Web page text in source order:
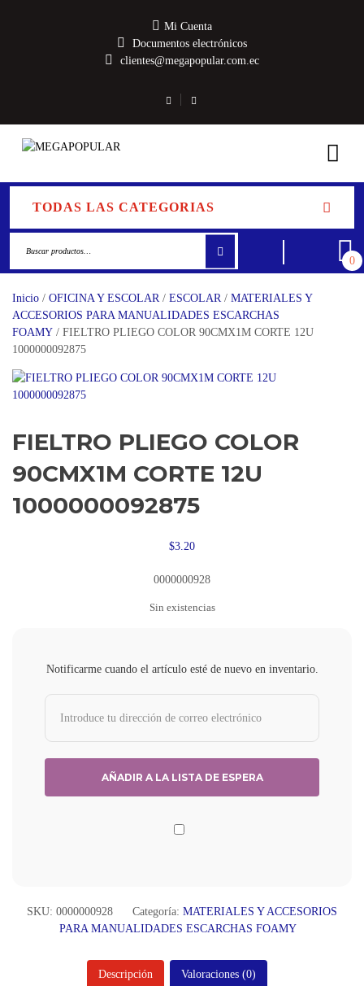
Mi Cuenta
Documentos electrónicos
clientes@megapopular.com.ec
TODAS LAS CATEGORIAS
0
Inicio / OFICINA Y ESCOLAR/ ESCOLAR/ MATERIALES Y
ACCESORIOS PARA MANUALIDADES ESCARCHAS
FOAMY / FIELTRO PLIEGO COLOR 90CMX1M CORTE 12U
1000000092875
FIELTRO PLIEGO COLOR
90CMX1M CORTE 12U
1000000092875
$3.20
0000000928
Sin existencias
Notificarme cuando el artículo esté de nuevo en inventario.
SKU: 0000000928 Categoría: MATERIALES Y ACCESORIOS
PARA MANUALIDADES ESCARCHAS FOAMY
Descripción Valoraciones (0)